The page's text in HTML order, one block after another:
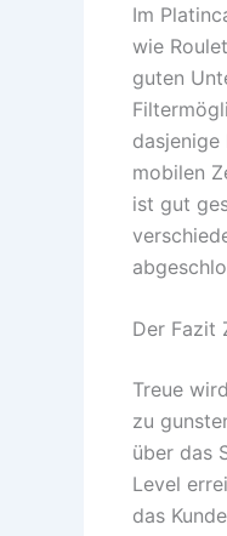
Im
wie
guten
mobilen
ist gut
Der Fazit
Treue
zu
über das
Level
das